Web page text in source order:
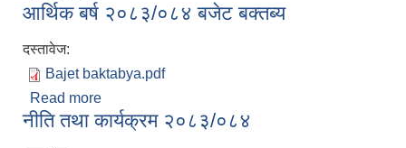
सञ्चालन कार्यविधि,२०८३
आर्थिक बर्ष २०८३/०८४ बजेट बक्तब्य
दस्तावेज:
Bajet baktabya.pdf
Read more
नीति तथा कार्यक्रम २०८३/०८४